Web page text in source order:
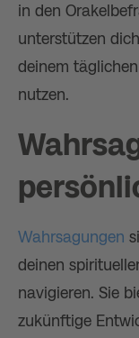
in den
unterstützen
deinem
nutzen.
Wahrsagungen
deinen
navigieren. Sie
zukünftige